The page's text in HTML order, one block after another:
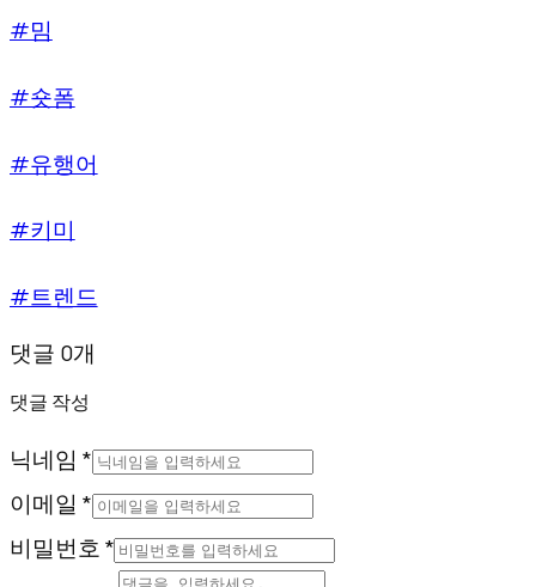
#밈
#숏폼
#유행어
#키미
#트렌드
댓글 0개
댓글 작성
닉네임 *
이메일 *
비밀번호 *